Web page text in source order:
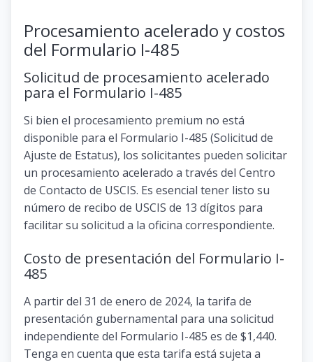
Procesamiento acelerado y costos
del Formulario I-485
Solicitud de procesamiento acelerado
para el Formulario I-485
Si bien el procesamiento premium no está
disponible para el Formulario I-485 (Solicitud de
Ajuste de Estatus), los solicitantes pueden solicitar
un procesamiento acelerado a través del Centro
de Contacto de USCIS. Es esencial tener listo su
número de recibo de USCIS de 13 dígitos para
facilitar su solicitud a la oficina correspondiente.
Costo de presentación del Formulario I-
485
A partir del 31 de enero de 2024, la tarifa de
presentación gubernamental para una solicitud
independiente del Formulario I-485 es de $1,440.
Tenga en cuenta que esta tarifa está sujeta a